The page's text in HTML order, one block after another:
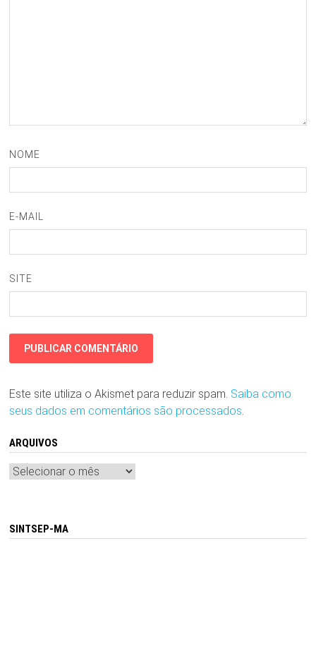
NOME
E-MAIL
SITE
Este site utiliza o Akismet para reduzir spam. Saiba como
seus dados em comentários são processados.
ARQUIVOS
Arquivos
SINTSEP-MA